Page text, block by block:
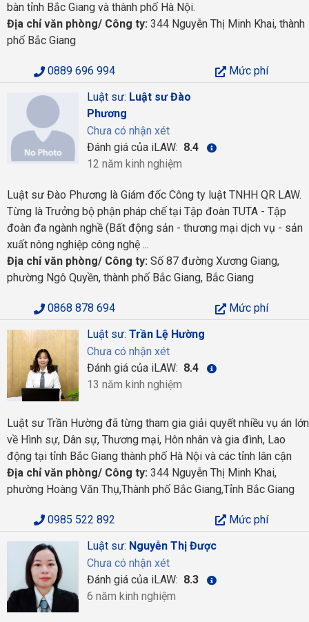
bàn tỉnh Bắc Giang và thành phố Hà Nội.
Địa chỉ văn phòng/ Công ty: 344 Nguyễn Thị Minh Khai, thành
phố Bắc Giang
0889 696 994
Mức phí
Luật sư: Luật sư Đào
Phương
Chưa có nhận xét
Đánh giá của iLAW: 8.4
12 năm kinh nghiệm
Luật sư Đào Phương là Giám đốc Công ty luật TNHH QR LAW.
Từng là Trưởng bộ phận pháp chế tại Tập đoàn TUTA - Tập
đoàn đa ngành nghề (Bất động sản - thương mại dịch vụ - sản
xuất nông nghiệp công nghệ ...
Địa chỉ văn phòng/ Công ty: Số 87 đường Xương Giang,
phường Ngô Quyền, thành phố Bắc Giang, Bắc Giang
0868 878 694
Mức phí
Luật sư: Trần Lệ Hường
Chưa có nhận xét
Đánh giá của iLAW: 8.4
13 năm kinh nghiệm
Luật sư Trần Hường đã từng tham gia giải quyết nhiều vụ án lớn
về Hình sự, Dân sự, Thương mại, Hôn nhân và gia đình, Lao
động tại tỉnh Bắc Giang thành phố Hà Nội và các tỉnh lân cận
Địa chỉ văn phòng/ Công ty: 344 Nguyễn Thị Minh Khai,
phường Hoàng Văn Thụ,Thành phố Bắc Giang,Tỉnh Bắc Giang
0985 522 892
Mức phí
Luật sư: Nguyễn Thị Được
Chưa có nhận xét
Đánh giá của iLAW: 8.3
6 năm kinh nghiệm